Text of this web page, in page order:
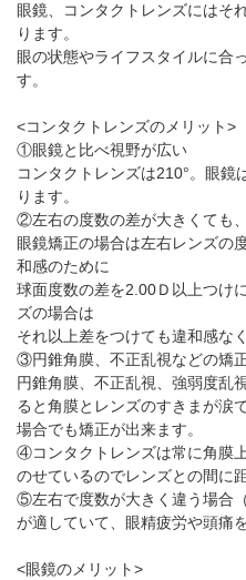
パンフレットのダウンロード
眼鏡、コンタクトレンズにはそ
ります。
眼の状態やライフスタイルに合
す。
<コンタクトレンズのメリット>
①眼鏡と比べ視野が広い
コンタクトレンズは210°。眼鏡
ります。
②左右の度数の差が大きくても
眼鏡矯正の場合は左右レンズの
和感のために
球面度数の差を2.00Ｄ以上つけ
ズの場合は
それ以上差をつけても違和感な
③円錐角膜、不正乱視などの矯
円錐角膜、不正乱視、強弱度乱
ると角膜とレンズのすきまが涙
場合でも矯正が出来ます。
④コンタクトレンズは常に角膜
のせているのでレンズとの間に
⑤左右で度数が大きく違う場合
が適していて、眼精疲労や頭痛
<眼鏡のメリット>